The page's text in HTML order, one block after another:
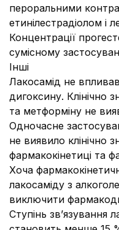
пероральними
етинілестрадіолом і
Концентрації
сумісному
Інші
Лакосамід не
дигоксину. Клінічно
та метформіну не
Одночасне
не виявило клінічно
фармакокінетиці та
Хоча
лакосаміду з
виключити
Ступінь зв’язування